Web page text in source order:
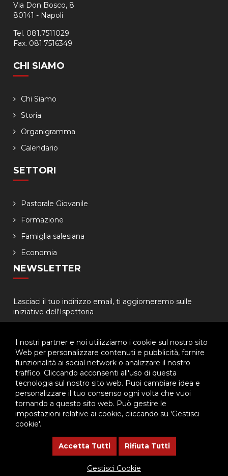
I nostri partner e noi utilizziamo i cookie sul nostro sito
Web per personalizzare contenuti e pubblicità, fornire
funzionalità ai social network o analizzare il nostro
traffico. Cliccando acconsenti all'uso di questa
tecnologia sul nostro sito web. Puoi cambiare idea e
personalizzare il tuo consenso ogni volta che vuoi
tornando a questo sito web. Può gestire le
impostazioni relative ai cookie, cliccando su 'Gestisci
cookie'.
Accetta Tutti Rifiuta Tutti
Gestisci Cookie
Via Don Bosco, 8
80141 - Napoli
Tel. 081.7511029
Fax. 081.7516349
CHI SIAMO
Chi Siamo
Storia
Organigramma
Calendario
SETTORI
Pastorale Giovanile
Formazione
Famiglia salesiana
Economia
NEWSLETTER
Lasciaci il tuo indirizzo email, ti aggiorneremo sulle
iniziative dell'Ispettoria
© 2026 - Ispettoria Salesiana Meridionale - All rights reserved. | P.IVA
80057280630 |
Privacy & Cookie Policy - Gestisci Cookie
Questo plugin utilizza cookie per raccogliere dati e cookie di
terze parti per migliorare l'esperienza utente. Per visualizzare il
plugin è necessario dare il consenso.
Clicca qui per modificare le preferenze sulla Cookie Policy